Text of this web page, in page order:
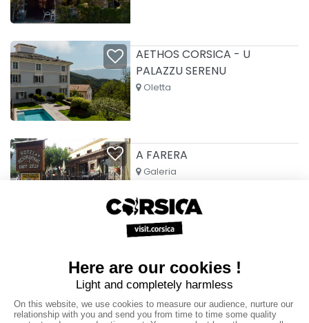
AETHOS CORSICA - U
PALAZZU SERENU
Oletta
A FARERA
Galeria
AIGLON BYLITIS
From65 €